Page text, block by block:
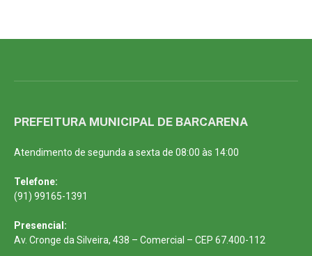
PREFEITURA MUNICIPAL DE BARCARENA
Atendimento de segunda a sexta de 08:00 às 14:00
Telefone:
(91) 99165-1391
Presencial:
Av. Cronge da Silveira, 438 – Comercial – CEP 67.400-112